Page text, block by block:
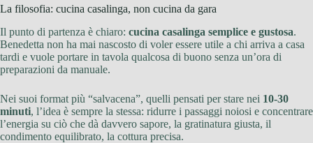
La filosofia: cucina casalinga, non cucina da gara
Il punto di partenza è chiaro: cucina casalinga semplice e gustosa.
Benedetta non ha mai nascosto di voler essere utile a chi arriva a casa
tardi e vuole portare in tavola qualcosa di buono senza un’ora di
preparazioni da manuale.
Nei suoi format più “salvacena”, quelli pensati per stare nei 10-30
minuti, l’idea è sempre la stessa: ridurre i passaggi noiosi e concentrare
l’energia su ciò che dà davvero sapore, la gratinatura giusta, il
condimento equilibrato, la cottura precisa.